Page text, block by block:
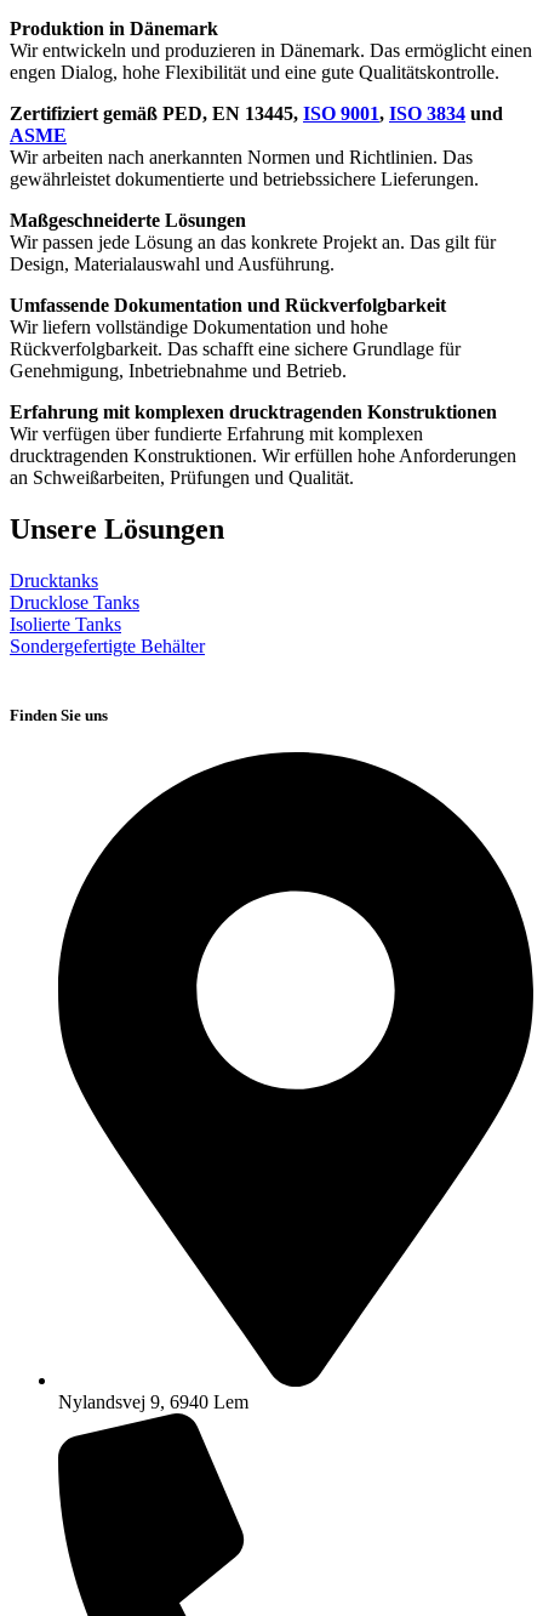
Produktion in Dänemark
Wir entwickeln und produzieren in Dänemark. Das ermöglicht einen
engen Dialog, hohe Flexibilität und eine gute Qualitätskontrolle.
Zertifiziert gemäß PED, EN 13445, ISO 9001, ISO 3834 und
ASME
Wir arbeiten nach anerkannten Normen und Richtlinien. Das
gewährleistet dokumentierte und betriebssichere Lieferungen.
Maßgeschneiderte Lösungen
Wir passen jede Lösung an das konkrete Projekt an. Das gilt für
Design, Materialauswahl und Ausführung.
Umfassende Dokumentation und Rückverfolgbarkeit
Wir liefern vollständige Dokumentation und hohe
Rückverfolgbarkeit. Das schafft eine sichere Grundlage für
Genehmigung, Inbetriebnahme und Betrieb.
Erfahrung mit komplexen drucktragenden Konstruktionen
Wir verfügen über fundierte Erfahrung mit komplexen
drucktragenden Konstruktionen. Wir erfüllen hohe Anforderungen
an Schweißarbeiten, Prüfungen und Qualität.
Unsere Lösungen
Drucktanks
Drucklose Tanks
Isolierte Tanks
Sondergefertigte Behälter
Finden Sie uns
Nylandsvej 9, 6940 Lem